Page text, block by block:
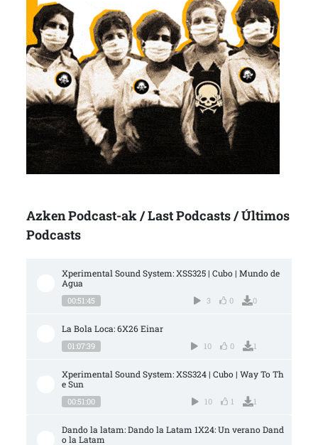
Azken Podcast-ak / Last Podcasts / Últimos
Podcasts
Xperimental Sound System: XSS325 | Cubo | Mundo de
Agua
00:51:45 3 0 0
La Bola Loca: 6X26 Einar
01:07:39 10 0 1
Xperimental Sound System: XSS324 | Cubo | Way To Th
e Sun
00:51:00 10 1 1
Dando la latam: Dando la Latam 1X24: Un verano Dand
o la Latam